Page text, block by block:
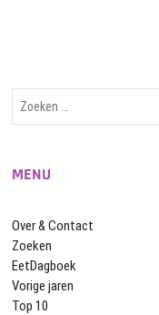
MENU
Over & Contact
Zoeken
EetDagboek
Vorige jaren
Top 10